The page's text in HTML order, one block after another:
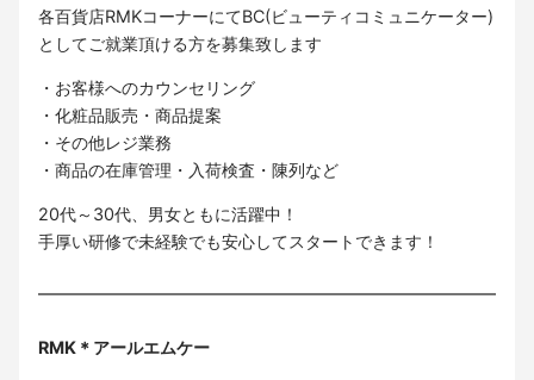
各百貨店RMKコーナーにてBC(ビューティコミュニケーター)
としてご就業頂ける方を募集致します
・お客様へのカウンセリング
・化粧品販売・商品提案
・その他レジ業務
・商品の在庫管理・入荷検査・陳列など
20代～30代、男女ともに活躍中！
手厚い研修で未経験でも安心してスタートできます！
RMK＊アールエムケー